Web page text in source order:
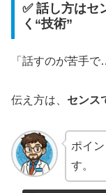
✅ 話し方はセ
く“技術”
「話すのが苦手
伝え方は、 センス
ポイ
す。